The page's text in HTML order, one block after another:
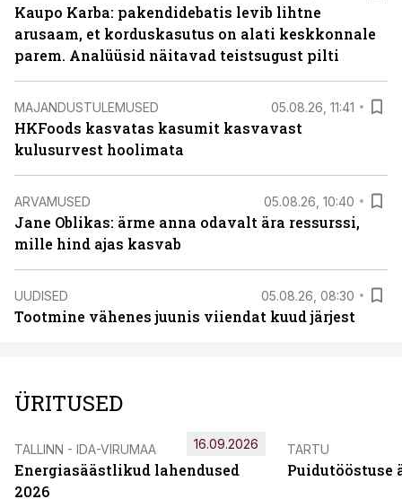
Kaupo Karba: pakendidebatis levib lihtne
arusaam, et korduskasutus on alati keskkonnale
parem. Analüüsid näitavad teistsugust pilti
MAJANDUSTULEMUSED 05.08.26, 11:41
HKFoods kasvatas kasumit kasvavast
kulusurvest hoolimata
ARVAMUSED 05.08.26, 10:40
Jane Oblikas: ärme anna odavalt ära ressurssi,
mille hind ajas kasvab
UUDISED 05.08.26, 08:30
Tootmine vähenes juunis viiendat kuud järjest
ÜRITUSED
TALLINN - IDA-VIRUMAA
Energiasäästlikud lahendused
2026
16.09.2026 TARTU
Puidutööstuse